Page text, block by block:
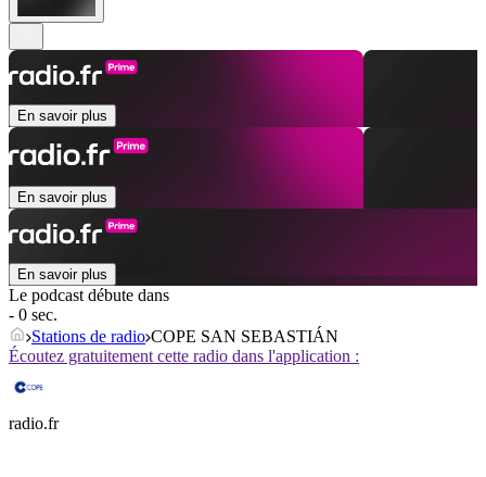
En savoir plus
En savoir plus
En savoir plus
Le podcast débute dans
- 0 sec.
Stations de radio COPE SAN SEBASTIÁN
Écoutez gratuitement cette radio dans l'application :
radio.fr